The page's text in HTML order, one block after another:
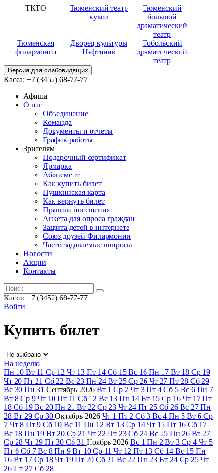
ТКТО
Тюменский театр
кукол
Тюменский
большой
драматический
театр
Тюменская
филармония
Дворец культуры
Нефтяник
Тобольский
драматический
театр
Версия для слабовидящих
Касса: +7 (3452) 68-77-77
Афиша
О нас
Объединение
Команда
Документы и отчеты
График работы
Зрителям
Подарочный сертификат
Ярмарка
Абонемент
Как купить билет
Пушкинская карта
Как вернуть билет
Правила посещения
Анкета для опроса граждан
Защита детей в интернете
Союз друзей Филармонии
Часто задаваемые вопросы
Новости
Акции
Контакты
Касса: +7 (3452) 68-77-77
Войти
Купить билет
На неделю
Пн 10 Вт 11 Ср 12 Чт 13 Пт 14 Сб 15 Вс 16 Пн 17 Вт 18 Ср 19
Чт 20 Пт 21 Сб 22 Вс 23 Пн 24 Вт 25 Ср 26 Чт 27 Пт 28 Сб 29
Вс 30 Пн 31 Сентябрь 2026 Вт 1 Ср 2 Чт 3 Пт 4 Сб 5 Вс 6 Пн 7
Вт 8 Ср 9 Чт 10 Пт 11 Сб 12 Вс 13 Пн 14 Вт 15 Ср 16 Чт 17 Пт
18 Сб 19 Вс 20 Пн 21 Вт 22 Ср 23 Чт 24 Пт 25 Сб 26 Вс 27 Пн
28 Вт 29 Ср 30 Октябрь 2026 Чт 1 Пт 2 Сб 3 Вс 4 Пн 5 Вт 6 Ср
7 Чт 8 Пт 9 Сб 10 Вс 11 Пн 12 Вт 13 Ср 14 Чт 15 Пт 16 Сб 17
Вс 18 Пн 19 Вт 20 Ср 21 Чт 22 Пт 23 Сб 24 Вс 25 Пн 26 Вт 27
Ср 28 Чт 29 Пт 30 Сб 31 Ноябрь 2026 Вс 1 Пн 2 Вт 3 Ср 4 Чт 5
Пт 6 Сб 7 Вс 8 Пн 9 Вт 10 Ср 11 Чт 12 Пт 13 Сб 14 Вс 15 Пн
16 Вт 17 Ср 18 Чт 19 Пт 20 Сб 21 Вс 22 Пн 23 Вт 24 Ср 25 Чт
26 Пт 27 Сб 28